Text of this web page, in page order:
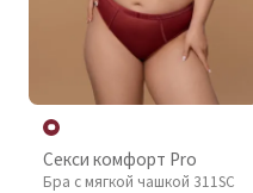
Секси комфорт Pro
Бра с мягкой чашкой 311SC